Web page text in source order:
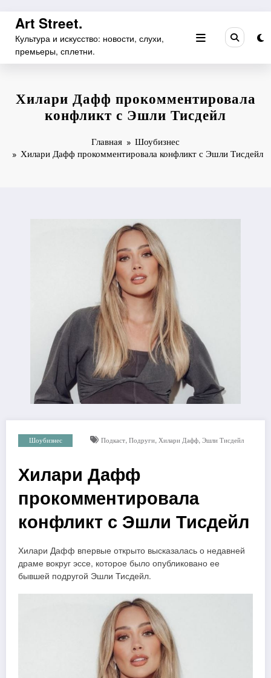
Перейти
содержимому
Art Street.
Культура и искусство: новости, слухи,
премьеры, сплетни.
Хилари Дафф прокомментировала
конфликт с Эшли Тисдейл
Главная
Шоубизнес
Хилари Дафф прокомментировала конфликт с Эшли Тисдейл
Шоубизнес Подкаст, Подруги, Хилари Дафф, Эшли Тисдейл
Хилари Дафф
прокомментировала
конфликт с Эшли Тисдейл
Хилари Дафф впервые открыто высказалась о недавней
драме вокруг эссе, которое было опубликовано ее
бывшей подругой Эшли Тисдейл.